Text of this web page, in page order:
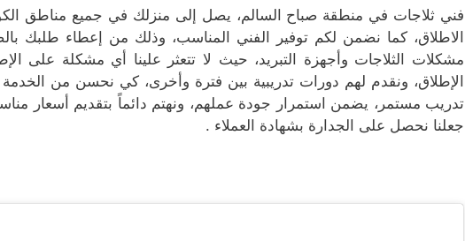
فني ثلاجات في منطقة صباح السالم، يصل إلى منزلك في جميع مناطق
الاطلاق، كما نضمن لكم توفير الفني المناسب، وذلك من إعطاء طلبك
مشكلات الثلاجات وأجهزة التبريد، حيث لا تتعثر علينا أي مشكلة على
الإطلاق، ونقدم لهم دورات تدريبية بين فترة وأخرى، كي نحسن من الخدمة
تدريب مستمر، يضمن استمرار جودة عملهم، ونهتم دائماً بتقديم أسعار
جعلنا نحصل على الجدارة بشهادة العملاء .